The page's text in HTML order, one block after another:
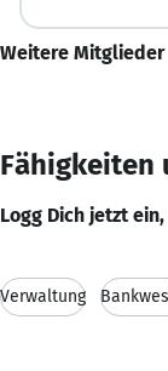
Weitere Mitglieder
Fähigkeiten
Logg Dich jetzt
Verwaltung